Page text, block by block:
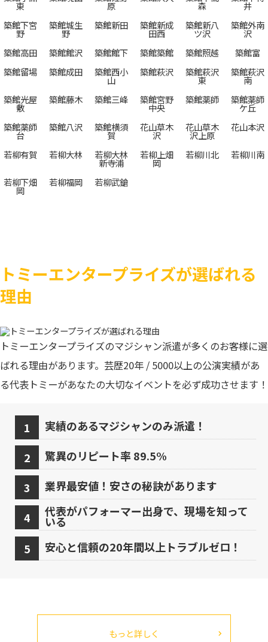
東 原 森
井
築館下宮
野
築館城生
野
築館新田 築館新成
田西
築館新八
ツ沢
築館外南
沢
築館高田
築館館沢 築館館下 築館築館 築館照越
築館富
築館留場
築館成田 築館西小
山
築館萩沢 築館萩沢
東
築館萩沢
南
築館光屋
敷
築館藤木 築館三峰 築館宮野
中央
築館薬師 築館薬師
ケ丘
築館薬師
台
築館八沢 築館横須
賀
花山草木
沢
花山草木
沢上原
花山本沢
若柳有賀 若柳大林 若柳大林
新寺浦
若柳上畑
岡
若柳川北 若柳川南
若柳下畑
岡
若柳福岡 若柳武鎗
トミーエンタープライズが選ばれる
理由
トミーエンタープライズのマジシャン派遣が多くのお客様に選
ばれる理由があります。芸歴20年 / 5000以上の公演実績があ
る代表トミーがあなたの大切なイベントを必ず成功させます！
実績のあるマジシャンのみ派遣！
驚異のリピート率 89.5%
業界最安値！安さの秘訣があります
代表がパフォーマー出身で、現場を知って
いる
安心と信頼の20年間以上トラブルゼロ！
もっと詳しく